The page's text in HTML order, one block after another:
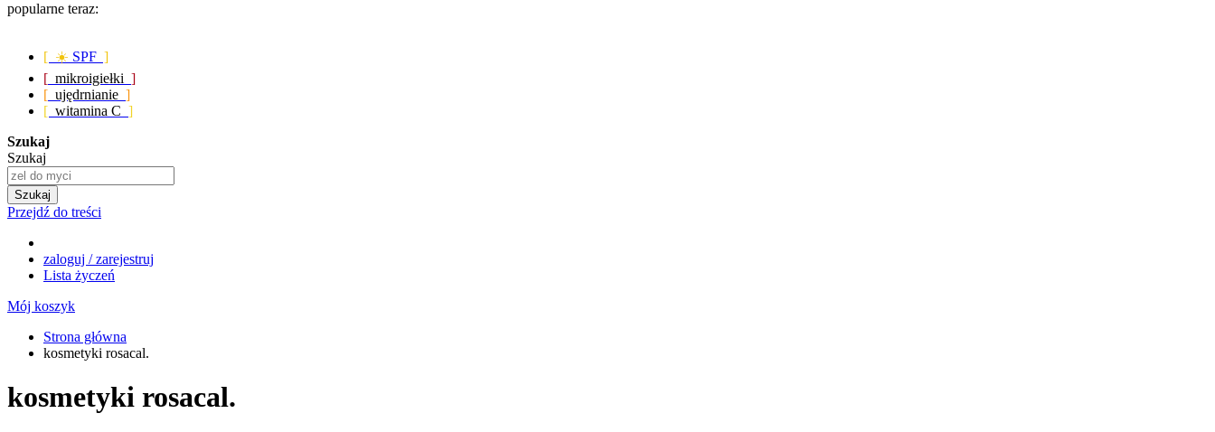
popularne teraz:
[ ☀️ SPF ]
[ mikroigiełki ]
[ ujędrnianie ]
[ witamina C ]
Szukaj
Szukaj
Szukaj
Przejdź do treści
zaloguj / zarejestruj
Lista życzeń
Mój koszyk
Strona główna
kosmetyki rosacal.
kosmetyki rosacal.